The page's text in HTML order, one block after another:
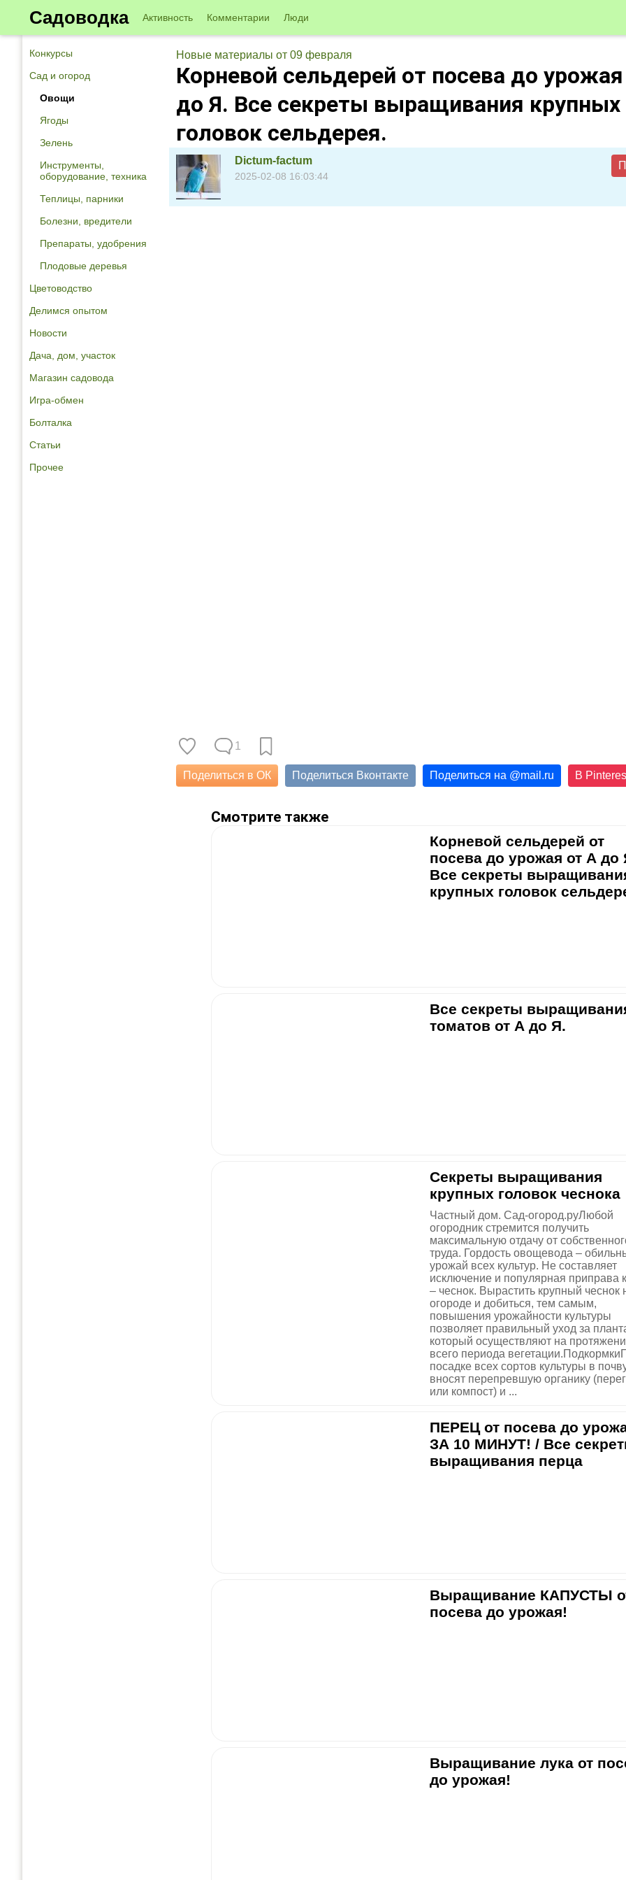
Садоводка Активность Комментарии Люди
Конкурсы
Сад и огород
Овощи
Ягоды
Зелень
Инструменты,
оборудование, техника
Теплицы, парники
Болезни, вредители
Препараты, удобрения
Плодовые деревья
Цветоводство
Делимся опытом
Новости
Дача, дом, участок
Магазин садовода
Игра-обмен
Болталка
Статьи
Прочее
Новые материалы от 09 февраля
Корневой сельдерей от посева до
до Я. Все секреты выращивания крупных
головок сельдерея.
Dictum-factum
2025-02-08 16:03:44
1
Поделиться в ОК Поделиться Вконтакте Поделиться на @mail.ru В
Смотрите также
Корневой сельдерей от
посева до урожая от А до
Все секреты
крупных головок
Все секреты
томатов от А до Я.
Секреты выращивания
крупных головок чеснока
Частный дом. Сад-огород.руЛюбой
огородник стремится получить
максимальную отдачу от
труда. Гордость овощевода –
урожай всех культур. Не составляет
исключение и популярная приправа
– чеснок. Вырастить крупный чеснок
огороде и добиться, тем самым,
повышения урожайности культуры
позволяет правильный уход за
который осуществляют на
всего периода
посадке всех сортов культуры в
вносят перепревшую органику
или компост) и ...
ПЕРЕЦ от посева до
ЗА 10 МИНУТ! / Все
выращивания перца
Выращивание КАПУСТЫ
посева до урожая!
Выращивание лука от
до урожая!